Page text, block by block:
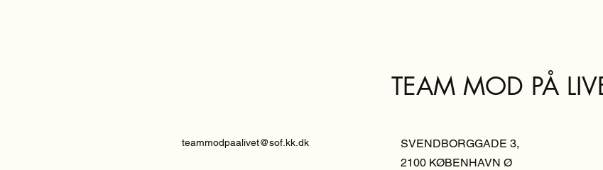
TEAM MOD PÅ
teammodpaalivet@sof.kk.dk
SVENDBORGGADE 3,
2100 KØBENHAVN Ø